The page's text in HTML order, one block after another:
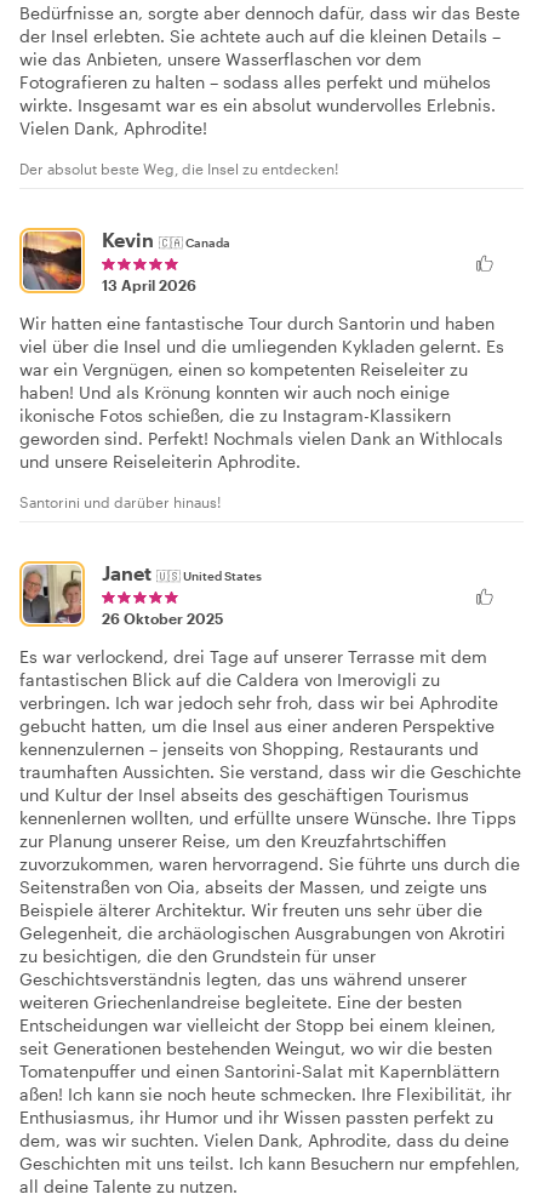
Bedürfnisse an, sorgte aber dennoch dafür, dass wir das Beste
der Insel erlebten. Sie achtete auch auf die kleinen Details –
wie das Anbieten, unsere Wasserflaschen vor dem
Fotografieren zu halten – sodass alles perfekt und mühelos
wirkte. Insgesamt war es ein absolut wundervolles Erlebnis.
Vielen Dank, Aphrodite!
Der absolut beste Weg, die Insel zu entdecken!
Kevin 🇨🇦Canada
13 April 2026
Wir hatten eine fantastische Tour durch Santorin und haben
viel über die Insel und die umliegenden Kykladen gelernt. Es
war ein Vergnügen, einen so kompetenten Reiseleiter zu
haben! Und als Krönung konnten wir auch noch einige
ikonische Fotos schießen, die zu Instagram-Klassikern
geworden sind. Perfekt! Nochmals vielen Dank an Withlocals
und unsere Reiseleiterin Aphrodite.
Santorini und darüber hinaus!
Janet 🇺🇸United States
26 Oktober 2025
Es war verlockend, drei Tage auf unserer Terrasse mit dem
fantastischen Blick auf die Caldera von Imerovigli zu
verbringen. Ich war jedoch sehr froh, dass wir bei Aphrodite
gebucht hatten, um die Insel aus einer anderen Perspektive
kennenzulernen – jenseits von Shopping, Restaurants und
traumhaften Aussichten. Sie verstand, dass wir die Geschichte
und Kultur der Insel abseits des geschäftigen Tourismus
kennenlernen wollten, und erfüllte unsere Wünsche. Ihre Tipps
zur Planung unserer Reise, um den Kreuzfahrtschiffen
zuvorzukommen, waren hervorragend. Sie führte uns durch die
Seitenstraßen von Oia, abseits der Massen, und zeigte uns
Beispiele älterer Architektur. Wir freuten uns sehr über die
Gelegenheit, die archäologischen Ausgrabungen von Akrotiri
zu besichtigen, die den Grundstein für unser
Geschichtsverständnis legten, das uns während unserer
weiteren Griechenlandreise begleitete. Eine der besten
Entscheidungen war vielleicht der Stopp bei einem kleinen,
seit Generationen bestehenden Weingut, wo wir die besten
Tomatenpuffer und einen Santorini-Salat mit Kapernblättern
aßen! Ich kann sie noch heute schmecken. Ihre Flexibilität, ihr
Enthusiasmus, ihr Humor und ihr Wissen passten perfekt zu
dem, was wir suchten. Vielen Dank, Aphrodite, dass du deine
Geschichten mit uns teilst. Ich kann Besuchern nur empfehlen,
all deine Talente zu nutzen.